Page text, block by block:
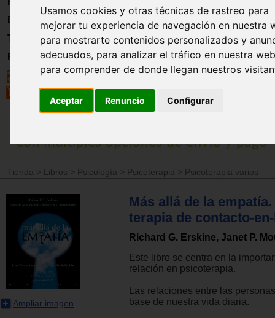
Usamos cookies y otras técnicas de rastreo para
mejorar tu experiencia de navegación en nuestra
para mostrarte contenidos personalizados y
adecuados, para analizar el tráfico en nuestra
para comprender de donde llegan nuestros
Aceptar Renuncio Configurar
Directorio
Trabajo
Registro
Tienda > Libros > Psicología > Psicoterapia > Psicoterapia varios
Ampliar imagen
Más allá de la empatía.
terapia de contacto-
Richard G. Erskine, Janet P.
Este libro se centra en la
relación en psicoterapia.
Las relaciones entre las
base de nuestra vida diaria.